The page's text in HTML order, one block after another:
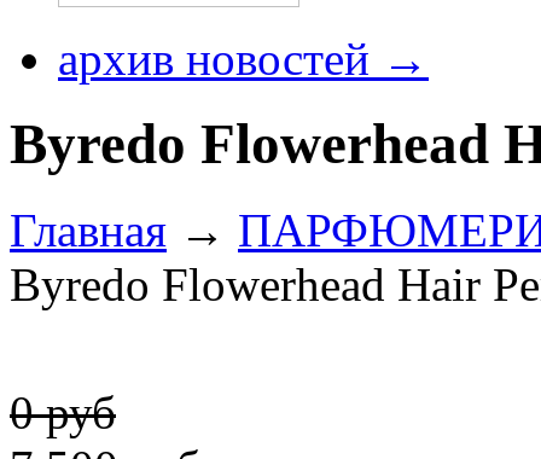
архив новостей →
Byredo Flowerhead
Главная →
Byredo Flowerhead Hair
0 руб